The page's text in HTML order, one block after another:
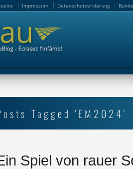
Impressum Datenschutzerklärung
Tagged 'EM2024'
Spiel von rauer
Impressum Datenschutzerklärung